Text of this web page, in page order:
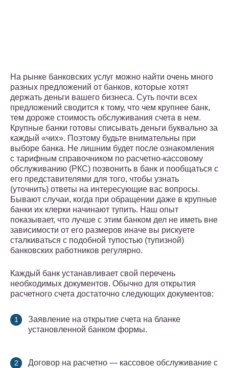
На рынке банковских услуг можно найти очень много
разных предложений от банков, которые хотят
держать деньги вашего бизнеса. Суть почти всех
предложений сводится к тому, что чем крупнее банк,
тем дороже стоимость обслуживания счета в нем.
Крупные банки готовы списывать деньги буквально за
каждый «чих». Поэтому будьте внимательны при
выборе банка. Не лишним будет после ознакомления
с тарифным справочником по расчетно-кассовому
обслуживанию (РКС) позвонить в банк и пообщаться с
его представителями для того, чтобы узнать
(уточнить) ответы на интересующие вас вопросы.
Бывают случаи, когда при обращении даже в крупные
банки их клерки начинают тупить. Наш опыт
показывает, что лучше с этим банком дел не иметь вне
зависимости от его размеров иначе вы рискуете
сталкиваться с подобной тупостью (тупизной)
банковских работников регулярно.
Каждый банк устанавливает свой перечень
необходимых документов. Обычно для открытия
расчетного счета достаточно следующих документов:
Заявление на открытие счета на бланке
установленной банком формы.
Договор на расчетно — кассовое обслуживание с